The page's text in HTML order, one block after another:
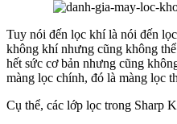
Tuy nói đến lọc khí là nói đến
không khí nhưng cũng không
hết sức cơ bản nhưng cũng
màng lọc chính, đó là màng lọc
Cụ thể, các lớp lọc trong Sharp